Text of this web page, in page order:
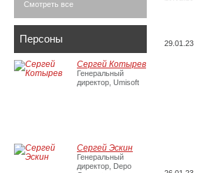
29.01.23
Смотреть все
Персоны
Сергей Котырев
Генеральный
директор, Umisoft
Сергей Эскин
Генеральный
директор, Depo